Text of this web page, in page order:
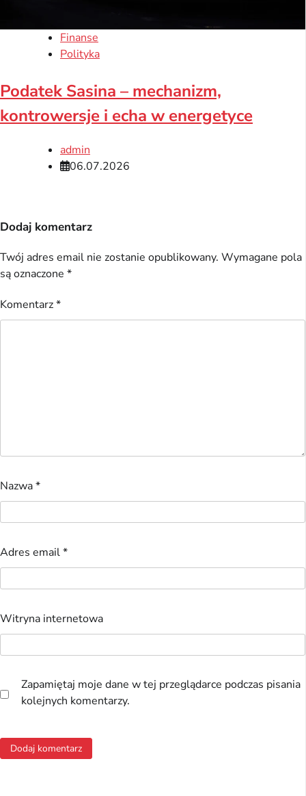
Finanse
Polityka
Podatek Sasina – mechanizm,
kontrowersje i echa w energetyce
admin
06.07.2026
Dodaj komentarz
Twój adres email nie zostanie opublikowany. Wymagane pola
są oznaczone *
Komentarz*
Nazwa*
Adres email*
Witryna internetowa
Zapamiętaj moje dane w tej przeglądarce podczas pisania
kolejnych komentarzy.